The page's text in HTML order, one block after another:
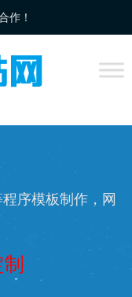
作！
仿站
序模板制作，网
制